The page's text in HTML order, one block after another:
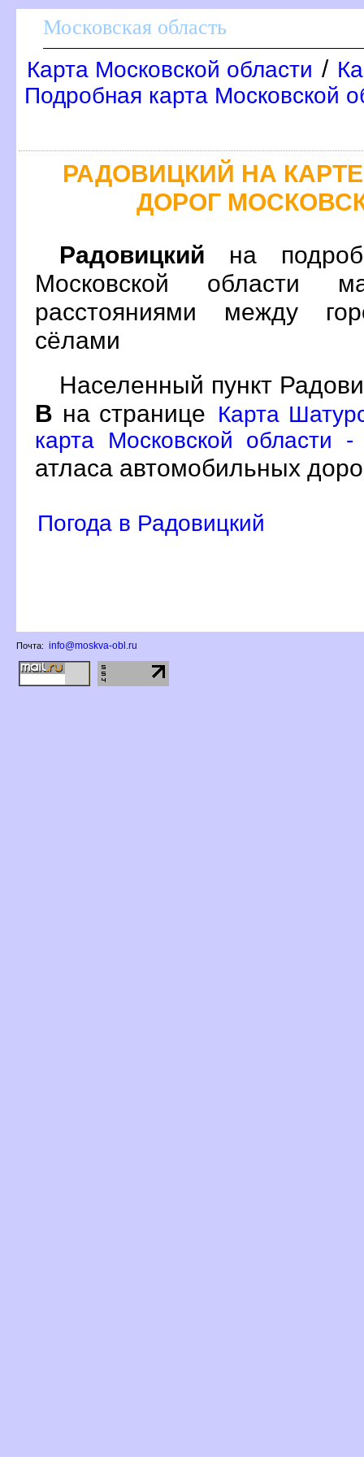
Московская область
Карта Московской области /
Подробная карта Московской
РАДОВИЦКИЙ НА
ДОРОГ
Радовицкий на
Московской области
расстояниями между
сёлами
Населенный пункт
на странице Карта
карта Московской области
атласа автомобильных
Погода в Радовицкий
Почта: info@moskva-obl.ru